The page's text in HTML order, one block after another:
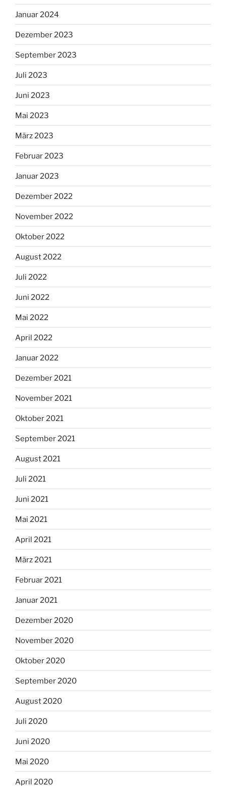
Januar 2024
Dezember 2023
September 2023
Juli 2023
Juni 2023
Mai 2023
März 2023
Februar 2023
Januar 2023
Dezember 2022
November 2022
Oktober 2022
August 2022
Juli 2022
Juni 2022
Mai 2022
April 2022
Januar 2022
Dezember 2021
November 2021
Oktober 2021
September 2021
August 2021
Juli 2021
Juni 2021
Mai 2021
April 2021
März 2021
Februar 2021
Januar 2021
Dezember 2020
November 2020
Oktober 2020
September 2020
August 2020
Juli 2020
Juni 2020
Mai 2020
April 2020